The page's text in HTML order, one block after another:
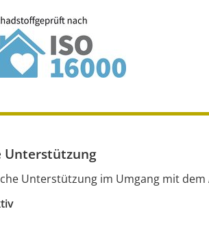
Unterstützung
Unterstützung im Umgang mit dem